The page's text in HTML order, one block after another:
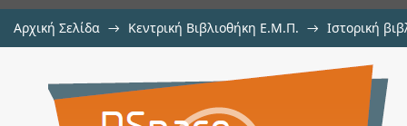
Αρχική Σελίδα → Κεντρική Βιβλιοθήκη Ε.Μ.Π. → Ιστορική
Η προστασία από των
πληθυσμού)